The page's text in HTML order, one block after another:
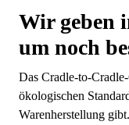
Wir geben
um noch
Das Cradle-to-
ökologischen
Warenherstellung